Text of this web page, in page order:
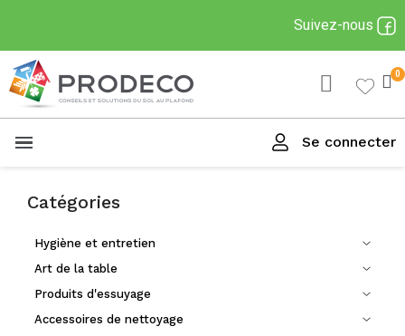
Suivez-nous
Se connecter
Catégories
Hygiène et entretien
Art de la table
Produits d'essuyage
Accessoires de nettoyage